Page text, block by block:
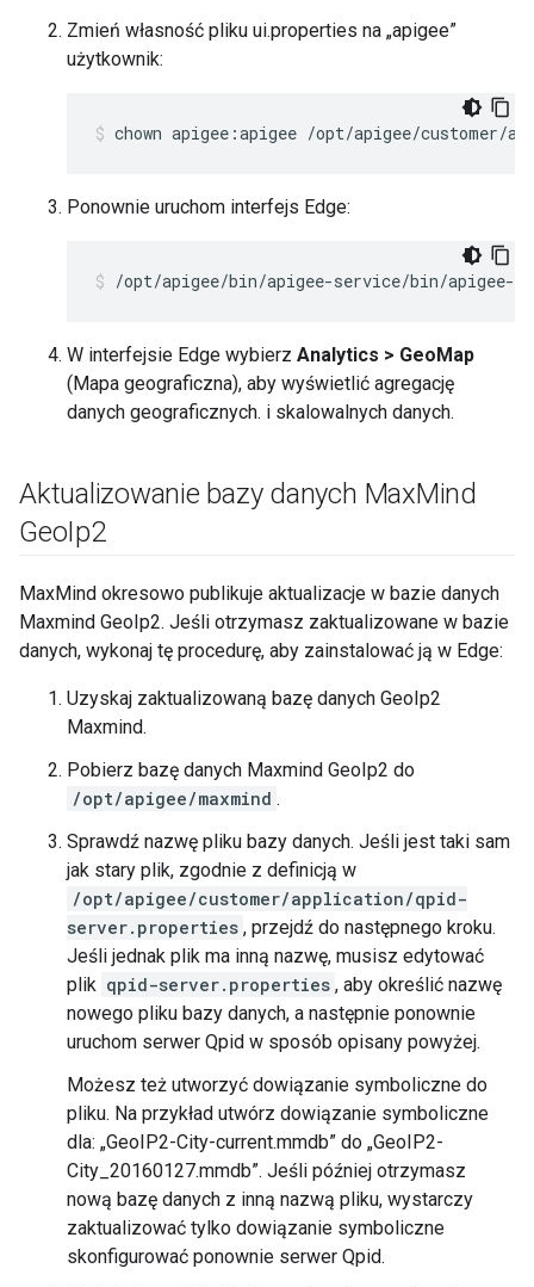
Zmień własność pliku ui.properties na „apigee”
użytkownik:
chown apigee:apigee /opt/apigee/customer/
Ponownie uruchom interfejs Edge:
/opt/apigee/bin/apigee-service/bin/apigee-
W interfejsie Edge wybierz Analytics > GeoMap
(Mapa geograficzna), aby wyświetlić agregację
danych geograficznych. i skalowalnych danych.
Aktualizowanie bazy danych MaxMind
GeoIp2
MaxMind okresowo publikuje aktualizacje w bazie danych
Maxmind GeoIp2. Jeśli otrzymasz zaktualizowane w bazie
danych, wykonaj tę procedurę, aby zainstalować ją w Edge:
Uzyskaj zaktualizowaną bazę danych GeoIp2
Maxmind.
Pobierz bazę danych Maxmind GeoIp2 do
/opt/apigee/maxmind .
Sprawdź nazwę pliku bazy danych. Jeśli jest taki sam
jak stary plik, zgodnie z definicją w
/opt/apigee/customer/application/qpid-
server.properties , przejdź do następnego kroku.
Jeśli jednak plik ma inną nazwę, musisz edytować
plik qpid-server.properties , aby określić nazwę
nowego pliku bazy danych, a następnie ponownie
uruchom serwer Qpid w sposób opisany powyżej.
Możesz też utworzyć dowiązanie symboliczne do
pliku. Na przykład utwórz dowiązanie symboliczne
dla: „GeoIP2-City-current.mmdb” do „GeoIP2-
City_20160127.mmdb”. Jeśli później otrzymasz
nową bazę danych z inną nazwą pliku, wystarczy
zaktualizować tylko dowiązanie symboliczne
skonfigurować ponownie serwer Qpid.